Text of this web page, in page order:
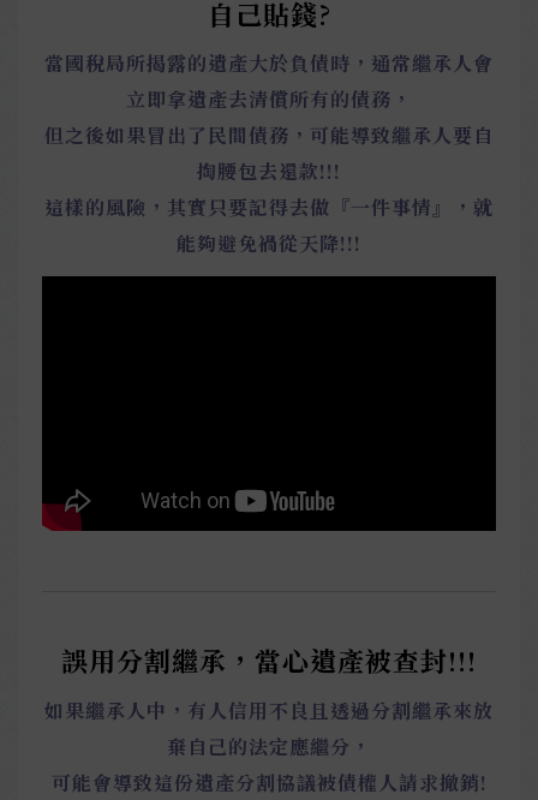
自己貼錢?
當國稅局所揭露的遺產大於負債時，通常繼承人會
立即拿遺產去清償所有的債務，
但之後如果冒出了民間債務，可能導致繼承人要自
掏腰包去還款!!!
這樣的風險，其實只要記得去做『一件事情』，就
能夠避免禍從天降!!!
誤用分割繼承，當心遺產被查封!!!
如果繼承人中，有人信用不良且透過分割繼承來放
棄自己的法定應繼分，
可能會導致這份遺產分割協議被債權人請求撤銷!